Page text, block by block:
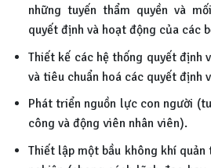
những tuyến thẩm quyền và
quyết định và hoạt động của các
Thiết kế các hệ thống quyết định
và tiêu chuẩn hoá các quyết định
Phát triển nguồn lực con người
công và động viên nhân viên).
Thiết lập một bầu không khí quản